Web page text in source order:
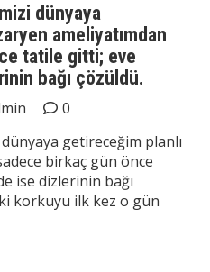
dünyaya
ameliyatımdan
tatile gitti; eve
bağı çözüldü.
0
getireceğim planlı
birkaç gün önce
ise dizlerinin bağı
korkuyu ilk kez o gün